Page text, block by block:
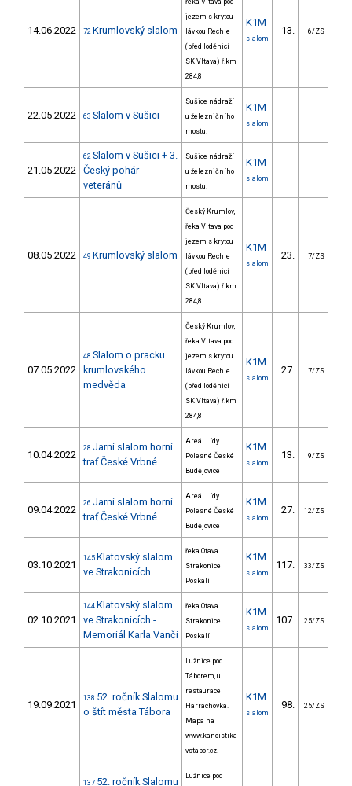
14.06.2022 72 Krumlovský slalom
řeka Vltava pod
jezem s krytou
lávkou Rechle
(před loděnicí
SK Vltava) ř.km
284,8
K1M
slalom
13. 6/ZS
22.05.2022 63 Slalom v Sušici
Sušice nádraží
u železničního
mostu.
K1M
slalom
21.05.2022
62 Slalom v Sušici + 3.
Český pohár
veteránů
Sušice nádraží
u železničního
mostu.
K1M
slalom
08.05.2022 49 Krumlovský slalom
Český Krumlov,
řeka Vltava pod
jezem s krytou
lávkou Rechle
(před loděnicí
SK Vltava) ř.km
284,8
K1M
slalom
23. 7/ZS
07.05.2022
48 Slalom o pracku
krumlovského
medvěda
Český Krumlov,
řeka Vltava pod
jezem s krytou
lávkou Rechle
(před loděnicí
SK Vltava) ř.km
284,8
K1M
slalom
27. 7/ZS
10.04.2022
28 Jarní slalom horní
trať České Vrbné
Areál Lídy
Polesné České
Budějovice
K1M
slalom
13. 9/ZS
09.04.2022
26 Jarní slalom horní
trať České Vrbné
Areál Lídy
Polesné České
Budějovice
K1M
slalom
27. 12/ZS
03.10.2021
145 Klatovský slalom
ve Strakonicích
řeka Otava
Strakonice
Poskalí
K1M
slalom
117. 33/ZS
02.10.2021
144 Klatovský slalom
ve Strakonicích -
Memoriál Karla Vanči
řeka Otava
Strakonice
Poskalí
K1M
slalom
107. 25/ZS
19.09.2021
138 52. ročník Slalomu
o štít města Tábora
Lužnice pod
Táborem, u
restaurace
Harrachovka.
Mapa na
www.kanoistika-
vstabor.cz.
K1M
slalom
98. 25/ZS
137 52. ročník Slalomu
Lužnice pod